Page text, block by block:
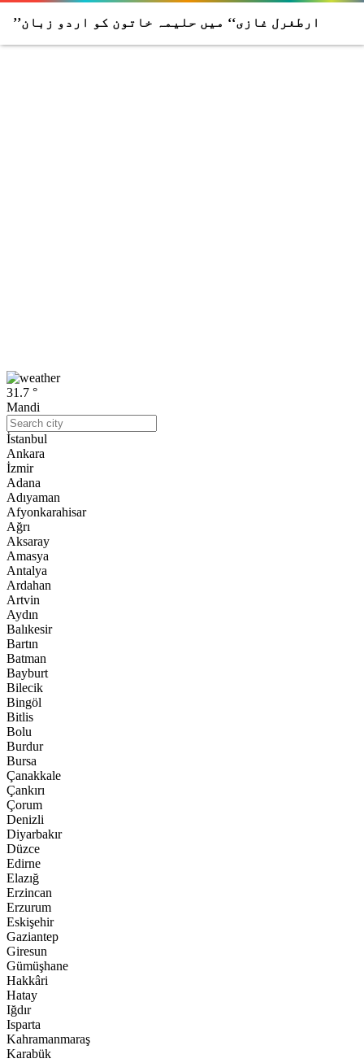
31.7 °
Mandi
İstanbul
Ankara
İzmir
Adana
Adıyaman
Afyonkarahisar
Ağrı
Aksaray
Amasya
Antalya
Ardahan
Artvin
Aydın
Balıkesir
Bartın
Batman
Bayburt
Bilecik
Bingöl
Bitlis
Bolu
Burdur
Bursa
Çanakkale
Çankırı
Çorum
Denizli
Diyarbakır
Düzce
Edirne
Elazığ
Erzincan
Erzurum
Eskişehir
Gaziantep
Giresun
Gümüşhane
Hakkâri
Hatay
Iğdır
Isparta
Kahramanmaraş
Karabük
’’ارطغرل غازی‘‘ میں حلیمہ خاتون کو اردو زبان